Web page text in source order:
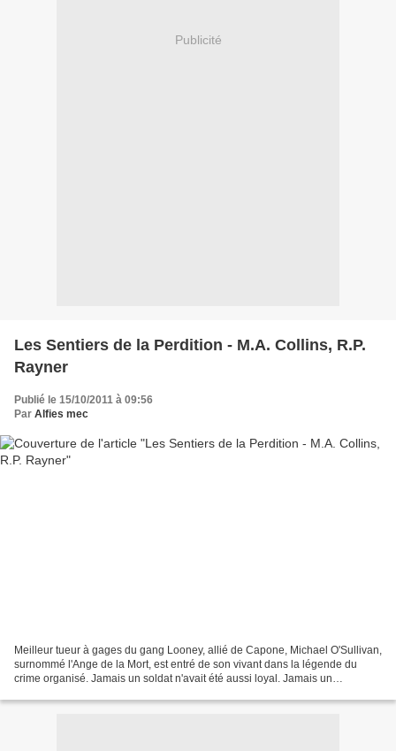
Publicité
Les Sentiers de la Perdition - M.A. Collins, R.P.
Rayner
Publié le 15/10/2011 à 09:56
Par Alfies mec
Meilleur tueur à gages du gang Looney, allié de Capone, Michael O'Sullivan,
surnommé l'Ange de la Mort, est entré de son vivant dans la légende du
crime organisé. Jamais un soldat n'avait été aussi loyal. Jamais un